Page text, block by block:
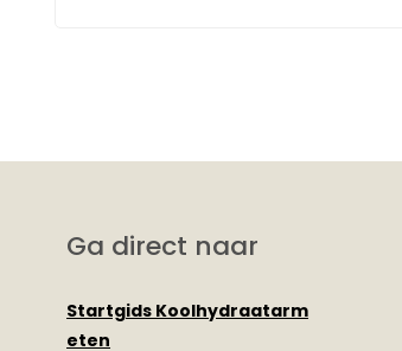
Ga direct naar
Startgids Koolhydraatarm
eten